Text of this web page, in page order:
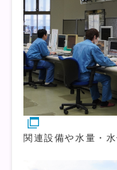
関連設備や水量・